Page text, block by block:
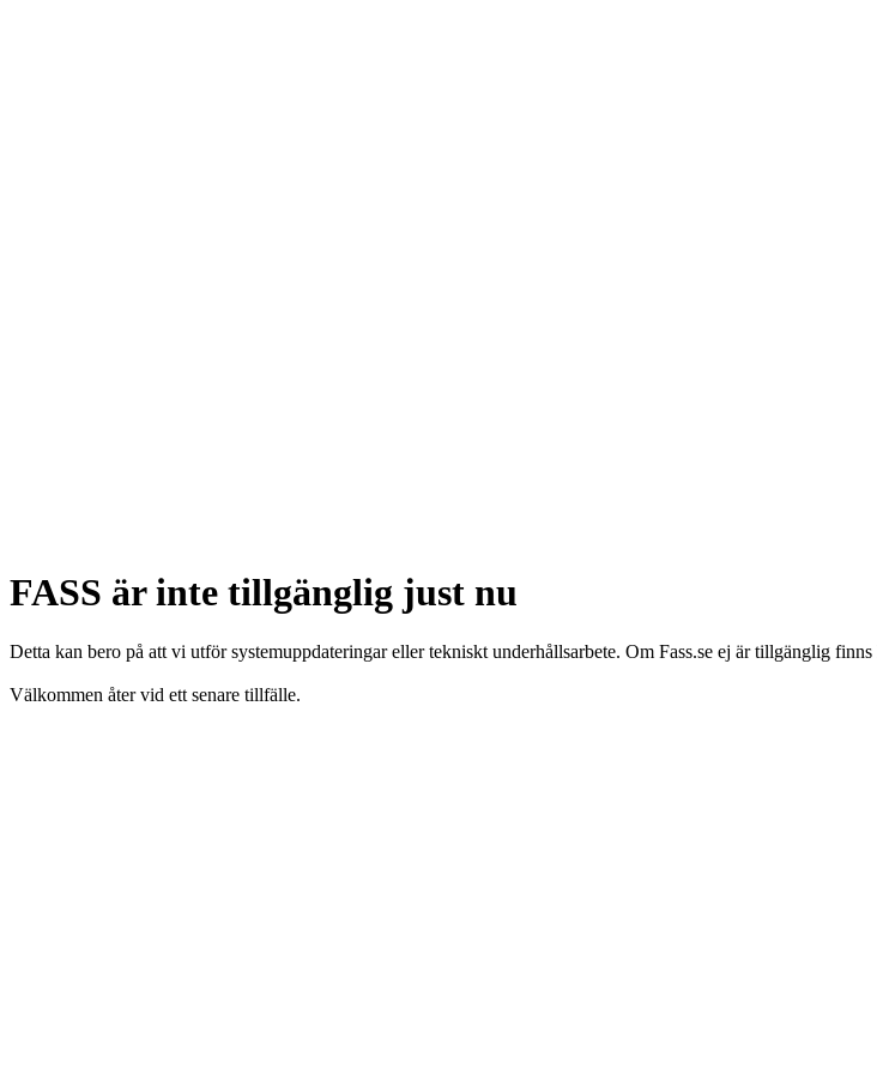
FASS är inte tillgänglig just nu
Detta kan bero på att vi utför systemuppdateringar eller tekniskt underhållsarbete. Om Fass.se ej är tillgänglig
Välkommen åter vid ett senare tillfälle.